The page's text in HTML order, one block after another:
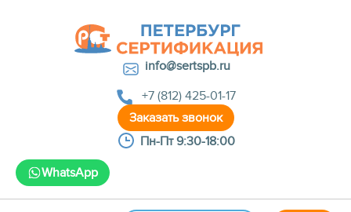
info@sertspb.ru
+7 (812) 425-01-17
Пн-Пт 9:30-18:00
WhatsApp